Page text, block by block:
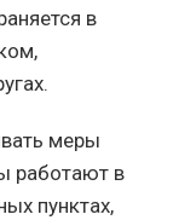
в
меры
работают в
пунктах,